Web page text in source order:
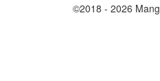
©2018 - 2026